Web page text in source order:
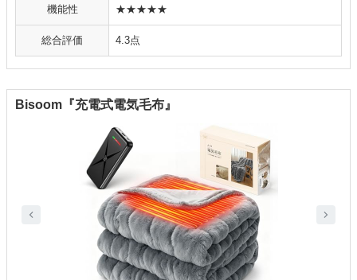
機能性 ★★★★★
総合評価 4.3点
Bisoom『充電式電気毛布』